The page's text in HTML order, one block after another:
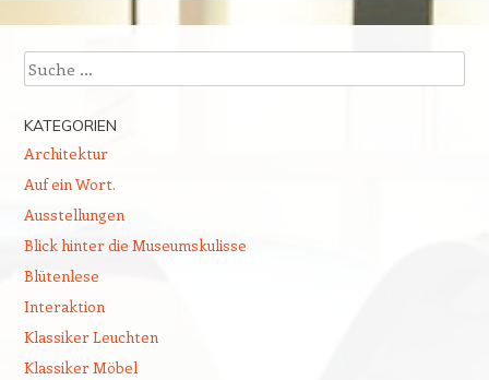
Suchen
KATEGORIEN
Architektur
Auf ein Wort.
Ausstellungen
Blick hinter die Museumskulisse
Blütenlese
Interaktion
Klassiker Leuchten
Klassiker Möbel